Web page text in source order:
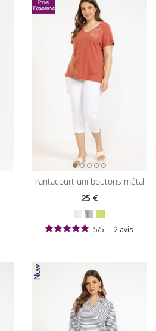
pantacourt uni boutons métal
25€
5/5 - 2 avis